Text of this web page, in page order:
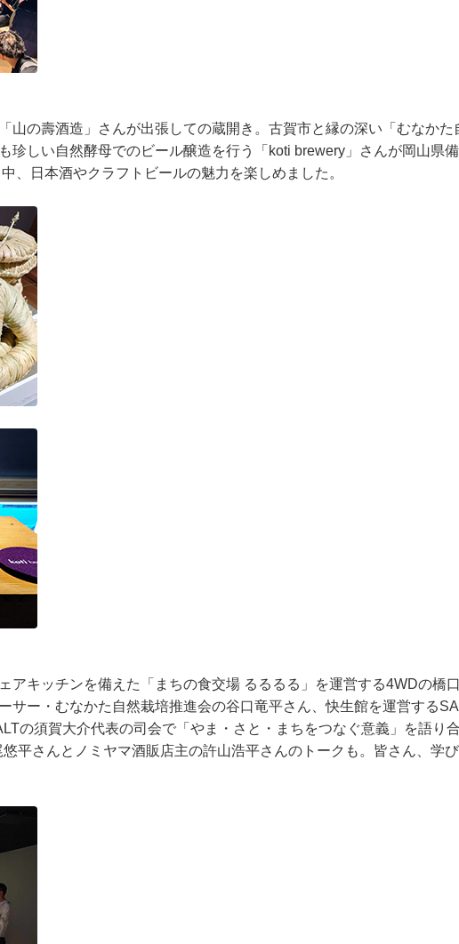
山の壽酒造」さんが出張しての蔵開き。古賀市と縁の深い「むなかた
珍しい自然酵母でのビール醸造を行う「koti brewery」さんが岡山県
、日本酒やクラフトビールの魅力を楽しめました。
アキッチンを備えた「まちの食交場 るるるる」を運営する4WDの橋
サー・むなかた自然栽培推進会の谷口竜平さん、快生館を運営する
の須賀大介代表の司会で「やま・さと・まちをつなぐ意義」を語り
平さんとノミヤマ酒販店主の許山浩平さんのトークも。皆さん、学